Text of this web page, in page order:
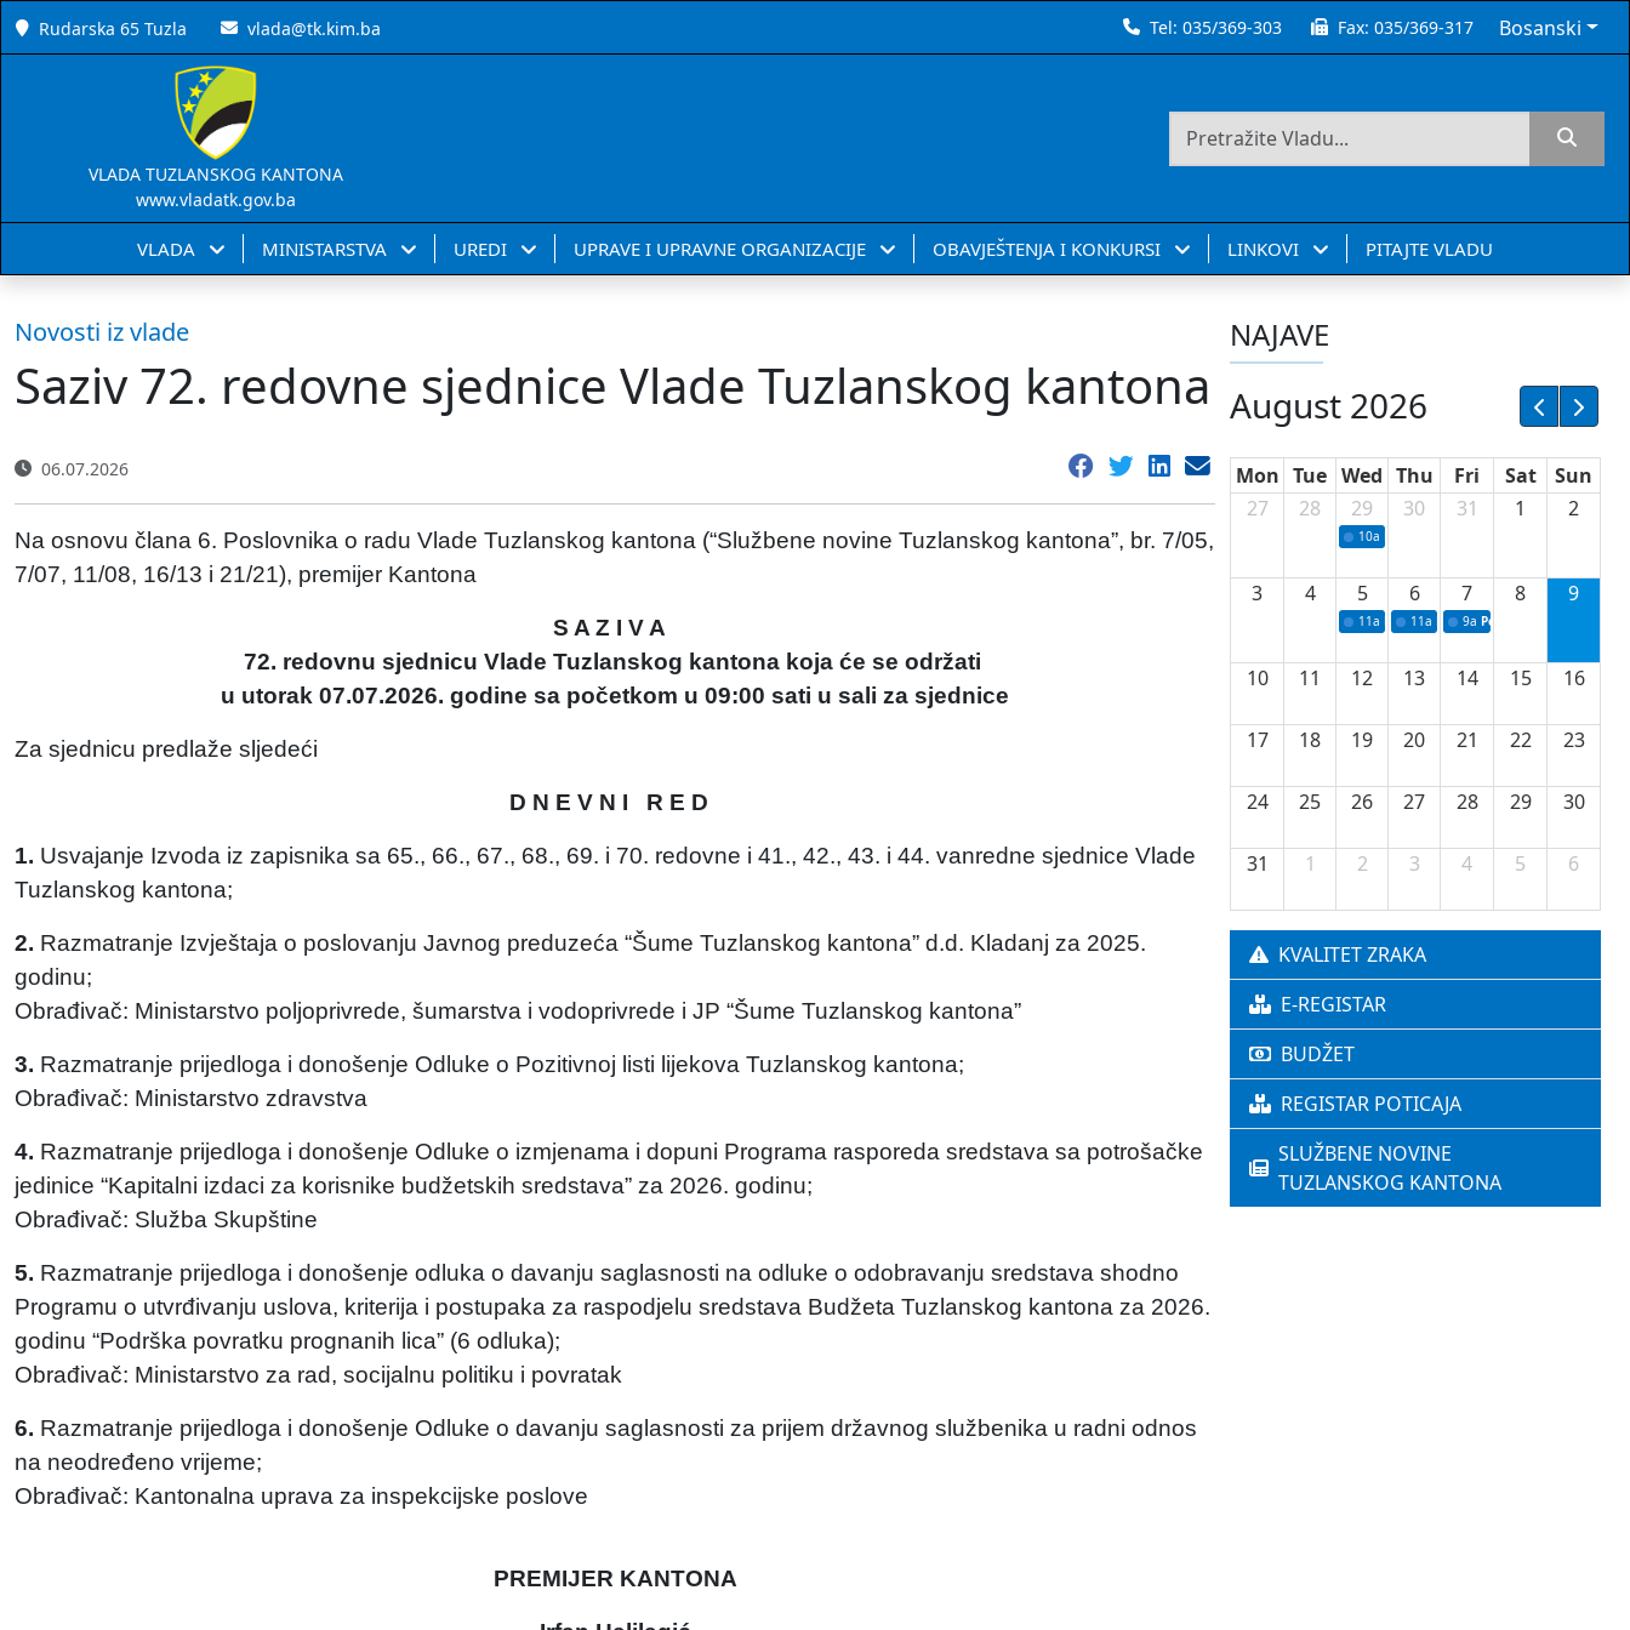
Rudarska 65 Tuzla vlada@tk.kim.ba Tel:035/369-303 Fax:035/369-317 Bosanski
VLADA TUZLANSKOG KANTONA
www.vladatk.gov.ba
VLADA MINISTARSTVA UREDI UPRAVE I UPRAVNE ORGANIZACIJE OBAVJEŠTENJA I KONKURSI LINKOVI PITAJTE VLADU
Novosti iz vlade
Saziv 72. redovne sjednice Vlade Tuzlanskog kantona
06.07.2026
Na osnovu člana 6. Poslovnika o radu Vlade Tuzlanskog kantona (“Službene novine Tuzlanskog kantona”, br. 7/05,
7/07, 11/08, 16/13 i 21/21), premijer Kantona
S A Z I V A
72. redovnu sjednicu Vlade Tuzlanskog kantona koja će se održati
u utorak 07.07.2026. godine sa početkom u 09:00 sati u sali za sjednice
Za sjednicu predlaže sljedeći
D N E V N I R E D
1. Usvajanje Izvoda iz zapisnika sa 65., 66., 67., 68., 69. i 70. redovne i 41., 42., 43. i 44. vanredne sjednice Vlade
Tuzlanskog kantona;
2. Razmatranje Izvještaja o poslovanju Javnog preduzeća “Šume Tuzlanskog kantona” d.d. Kladanj za 2025.
godinu;
Obrađivač: Ministarstvo poljoprivrede, šumarstva i vodoprivrede i JP “Šume Tuzlanskog kantona”
3. Razmatranje prijedloga i donošenje Odluke o Pozitivnoj listi lijekova Tuzlanskog kantona;
Obrađivač: Ministarstvo zdravstva
4. Razmatranje prijedloga i donošenje Odluke o izmjenama i dopuni Programa rasporeda sredstava sa potrošačke
jedinice “Kapitalni izdaci za korisnike budžetskih sredstava” za 2026. godinu;
Obrađivač: Služba Skupštine
5. Razmatranje prijedloga i donošenje odluka o davanju saglasnosti na odluke o odobravanju sredstava shodno
Programu o utvrđivanju uslova, kriterija i postupaka za raspodjelu sredstava Budžeta Tuzlanskog kantona za 2026.
godinu “Podrška povratku prognanih lica” (6 odluka);
Obrađivač: Ministarstvo za rad, socijalnu politiku i povratak
6. Razmatranje prijedloga i donošenje Odluke o davanju saglasnosti za prijem državnog službenika u radni odnos
na neodređeno vrijeme;
Obrađivač: Kantonalna uprava za inspekcijske poslove
PREMIJER KANTONA
NAJAVE
August 2026
Mon Tue Wed Thu Fri Sat
Sun
27
28 29
10a Potpisivanje ugovora sa neprofitnim
30 31 1 2
3 4 5
11a Potpisivanje ugovora o stipendijama
6
11a Podrška razvoju vodne
7
9a Početak izgradnje nove
8 9
10 11 12 13 14 15 16
17 18 19 20 21 22 23
24 25 26 27 28 29 30
31 1 2 3 4 5 6
KVALITET ZRAKA
E-REGISTAR
BUDŽET
REGISTAR POTICAJA
SLUŽBENE NOVINE
TUZLANSKOG KANTONA